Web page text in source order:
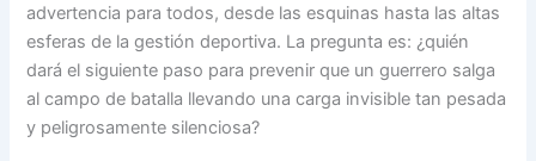
advertencia para todos, desde las esquinas hasta las altas
esferas de la gestión deportiva. La pregunta es: ¿quién
dará el siguiente paso para prevenir que un guerrero salga
al campo de batalla llevando una carga invisible tan pesada
y peligrosamente silenciosa?